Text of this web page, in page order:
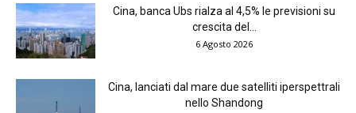
Cina, banca Ubs rialza al 4,5% le previsioni su
crescita del...
6 Agosto 2026
Cina, lanciati dal mare due satelliti iperspettrali
nello Shandong